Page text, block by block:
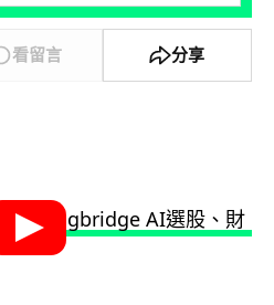
看留言 分享